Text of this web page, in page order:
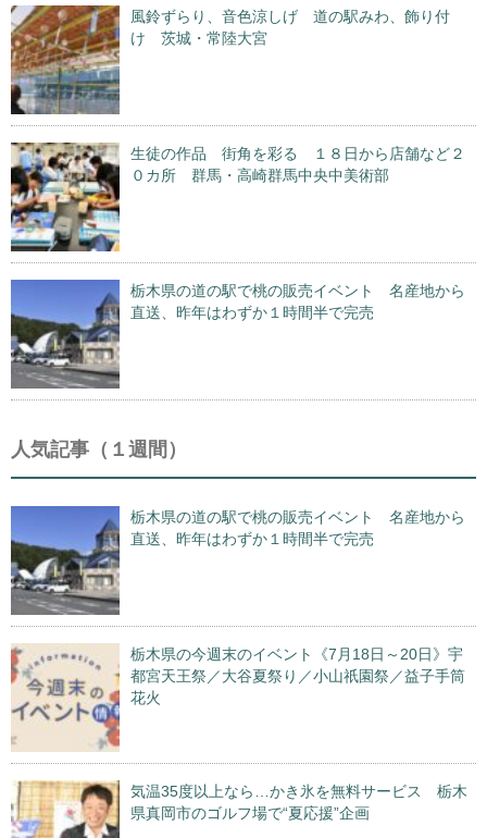
風鈴ずらり、音色涼しげ 道の駅みわ、飾り付
け 茨城・常陸大宮
生徒の作品 街角を彩る １８日から店舗など２
０カ所 群馬・高崎群馬中央中美術部
栃木県の道の駅で桃の販売イベント 名産地から
直送、昨年はわずか１時間半で完売
人気記事（１週間）
栃木県の道の駅で桃の販売イベント 名産地から
直送、昨年はわずか１時間半で完売
栃木県の今週末のイベント《7月18日～20日》宇
都宮天王祭／大谷夏祭り／小山祇園祭／益子手筒
花火
気温35度以上なら…かき氷を無料サービス 栃木
県真岡市のゴルフ場で“夏応援”企画